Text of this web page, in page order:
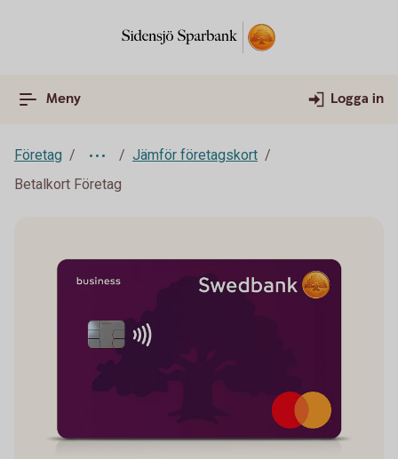
Meny Logga in
Företag
Jämför företagskort
Betalkort Företag